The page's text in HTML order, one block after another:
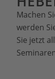
Machen
werden
Sie jetzt